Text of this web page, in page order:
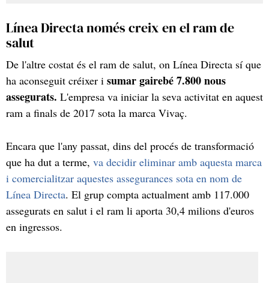
Línea Directa només creix en el ram de
salut
De l'altre costat és el ram de salut, on Línea Directa sí que
ha aconseguit créixer i sumar gairebé 7.800 nous
assegurats. L'empresa va iniciar la seva activitat en aquest
ram a finals de 2017 sota la marca Vivaç.
Encara que l'any passat, dins del procés de transformació
que ha dut a terme, va decidir eliminar amb aquesta marca
i comercialitzar aquestes assegurances sota en nom de
Línea Directa. El grup compta actualment amb 117.000
assegurats en salut i el ram li aporta 30,4 milions d'euros
en ingressos.